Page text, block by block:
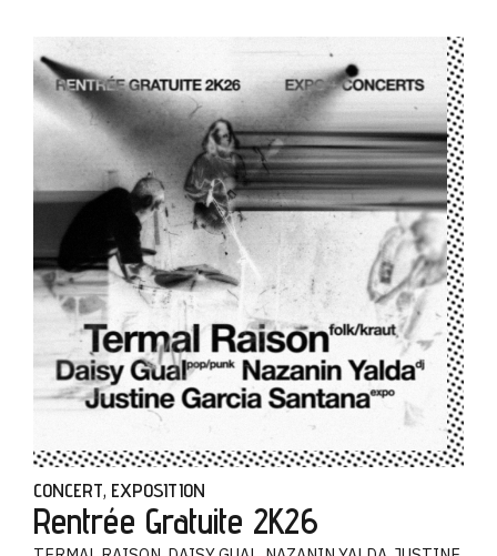
CONCERT, EXPOSITION
Rentrée Gratuite 2K26